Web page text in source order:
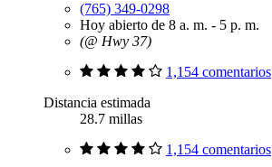
(765) 349-0298
Hoy abierto de 8 a. m. - 5 p. m.
(@ Hwy 37)
1,154 comentarios
Distancia estimada
28.7 millas
1,154 comentarios